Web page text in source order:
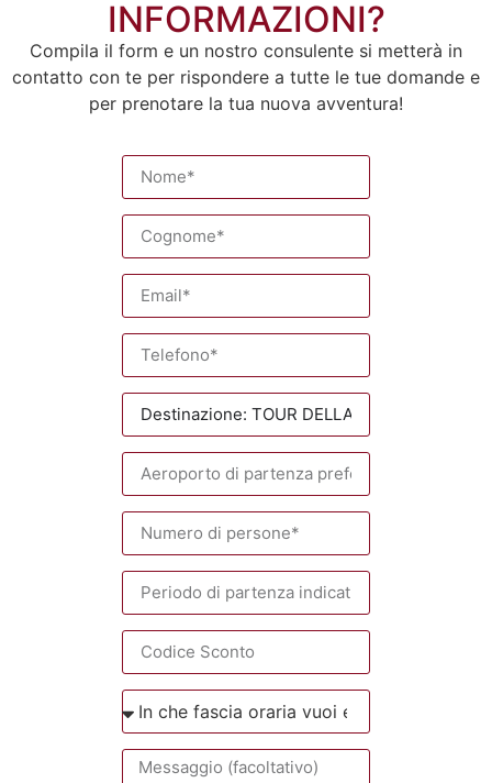
INFORMAZIONI?
Compila il form e un nostro consulente si metterà in
contatto con te per rispondere a tutte le tue domande e
per prenotare la tua nuova avventura!